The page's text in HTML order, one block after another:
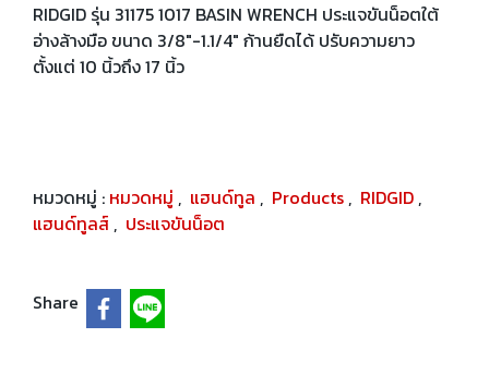
RIDGID รุ่น 31175 1017 BASIN WRENCH ประแจขันน็อตใต้
อ่างล้างมือ ขนาด 3/8"-1.1/4" ก้านยืดได้ ปรับความยาว
ตั้งแต่ 10 นิ้วถึง 17 นิ้ว
หมวดหมู่ : หมวดหมู่ , แฮนด์ทูล , Products , RIDGID ,
แฮนด์ทูลส์ , ประแจขันน็อต
Share